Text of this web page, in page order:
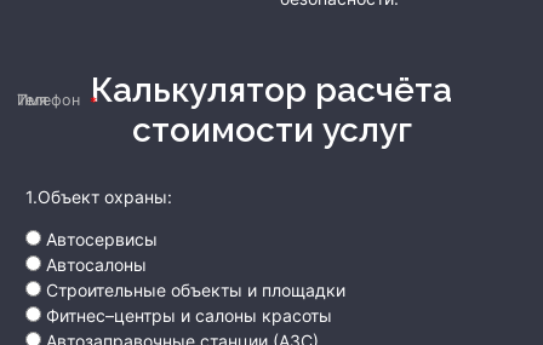
Калькулятор расчёта
стоимости услуг
1.Объект охраны:
Автосервисы
Автосалоны
Строительные объекты и площадки
Фитнес–центры и салоны красоты
Имя
Телефон